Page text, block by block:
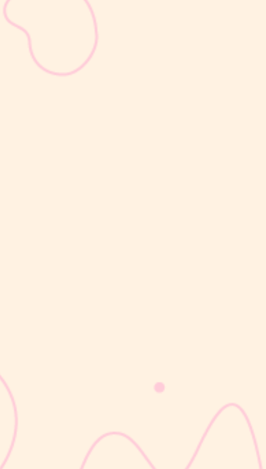
Masa nifas adalah periode pemulihan tubuh setelah melahirkan
yang dimulai sejak bayi lahir hingga organ reproduksi kembali
kulit bayi baru lahir sering kali membuat Mom & Dad khawatir.
Tidak jarang lapisan ini dianggap sebagai kotoran atau sisa cairan
persalinan yang harus segera dibersihkan, terutama jika jumlahnya